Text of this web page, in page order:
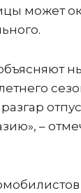
может
разгар
–